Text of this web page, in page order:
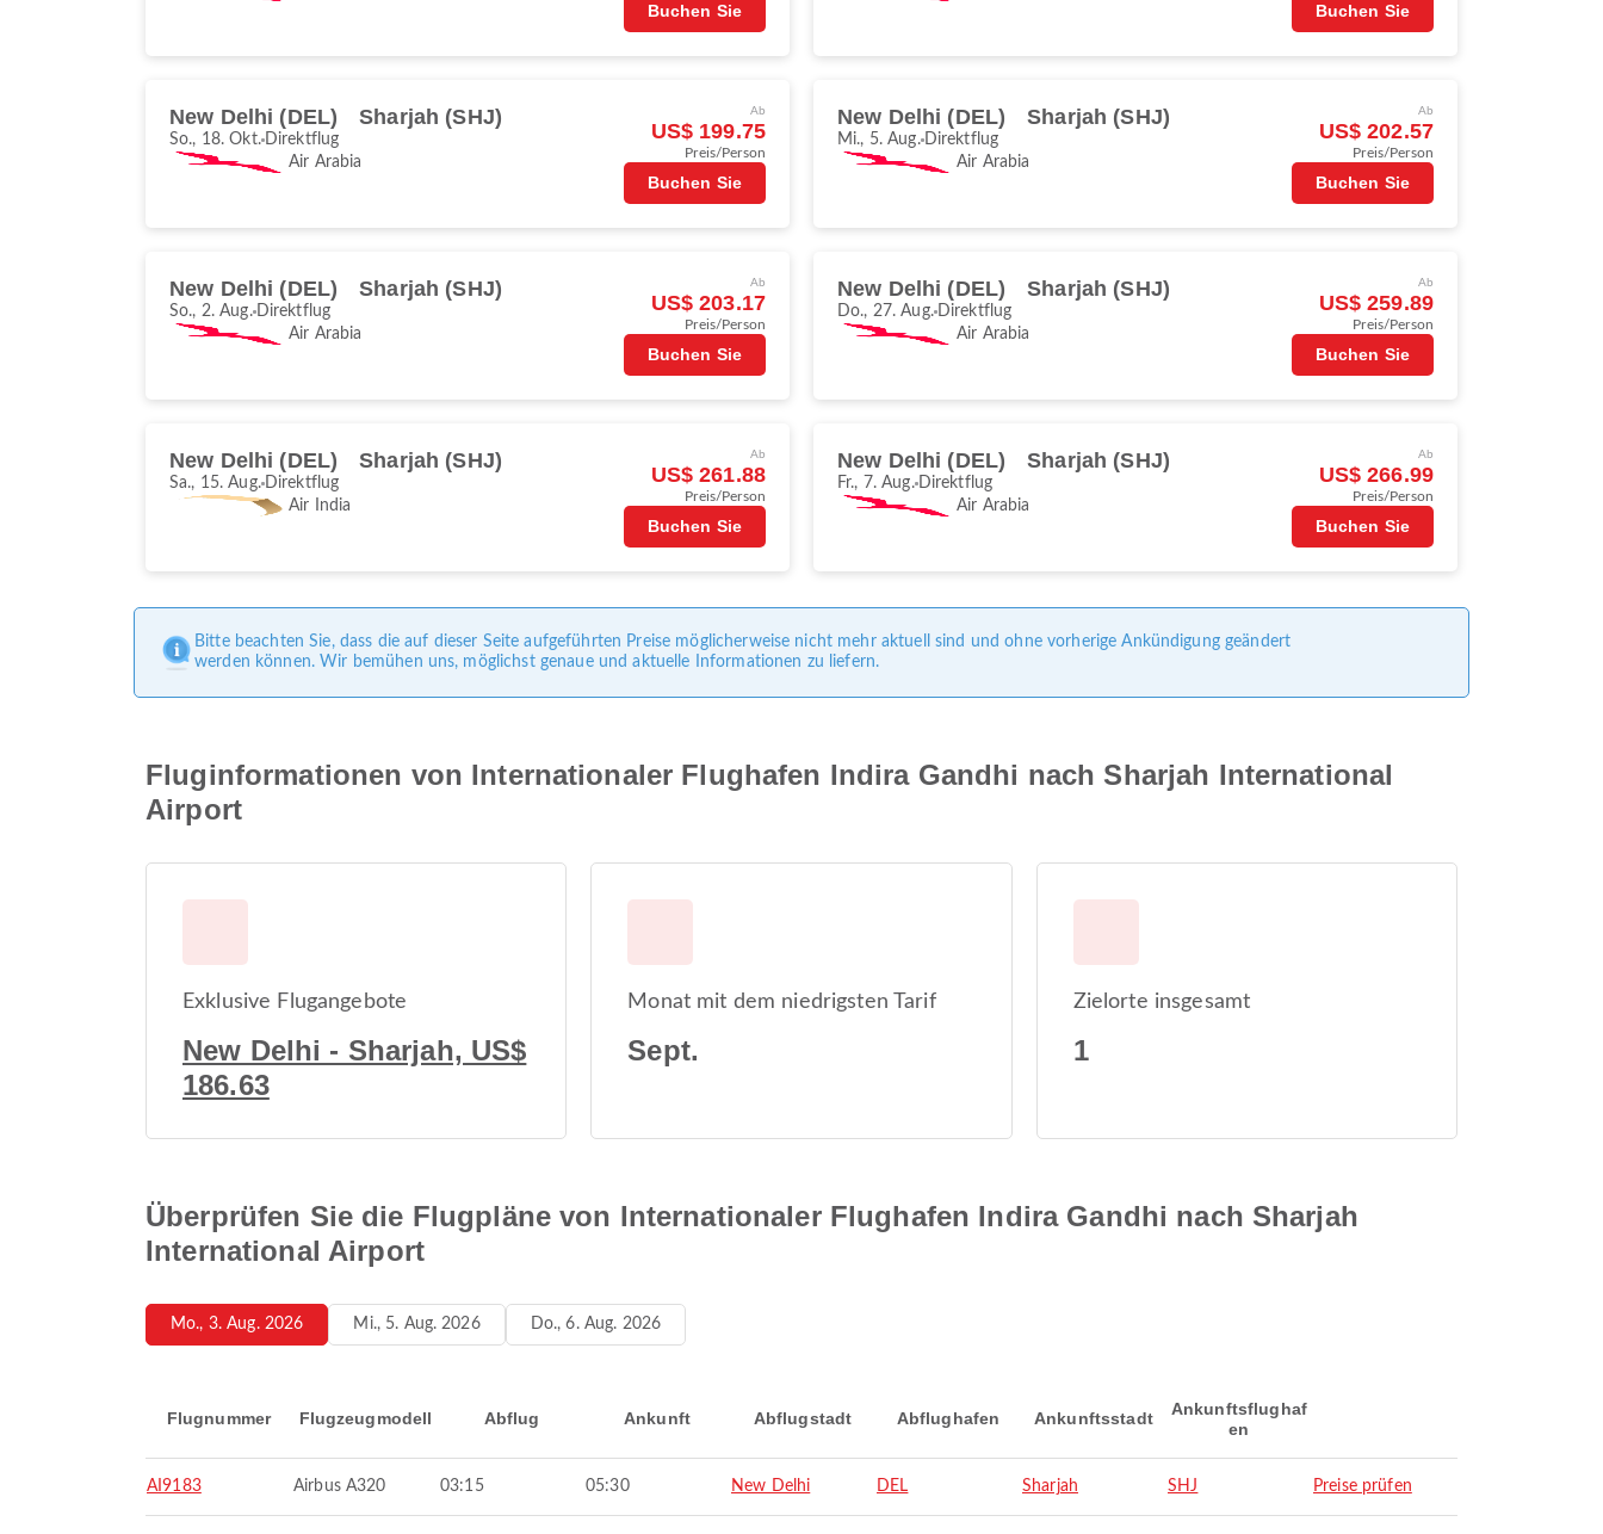
Buchen Sie Buchen Sie
New Delhi (DEL) Sharjah (SHJ)
So., 18. Okt. Direktflug
Air Arabia
Ab
US$ 199.75
Preis/Person
Buchen Sie
New Delhi (DEL) Sharjah (SHJ)
Mi., 5. Aug. Direktflug
Air Arabia
Ab
US$ 202.57
Preis/Person
Buchen Sie
New Delhi (DEL) Sharjah (SHJ)
So., 2. Aug. Direktflug
Air Arabia
Ab
US$ 203.17
Preis/Person
Buchen Sie
New Delhi (DEL) Sharjah (SHJ)
Do., 27. Aug. Direktflug
Air Arabia
Ab
US$ 259.89
Preis/Person
Buchen Sie
New Delhi (DEL) Sharjah (SHJ)
Sa., 15. Aug. Direktflug
Air India
Ab
US$ 261.88
Preis/Person
Buchen Sie
New Delhi (DEL) Sharjah (SHJ)
Fr., 7. Aug. Direktflug
Air Arabia
Ab
US$ 266.99
Preis/Person
Buchen Sie
Bitte beachten Sie, dass die auf dieser Seite aufgeführten Preise möglicherweise nicht mehr aktuell sind und ohne vorherige Ankündigung geändert
werden können. Wir bemühen uns, möglichst genaue und aktuelle Informationen zu liefern.
Fluginformationen von Internationaler Flughafen Indira Gandhi nach Sharjah International
Airport
Exklusive Flugangebote
New Delhi - Sharjah, US$
186.63
Monat mit dem niedrigsten Tarif
Sept.
Zielorte insgesamt
1
Überprüfen Sie die Flugpläne von Internationaler Flughafen Indira Gandhi nach Sharjah
International Airport
Mo., 3. Aug. 2026 Mi., 5. Aug. 2026 Do., 6. Aug. 2026
Flugnummer Flugzeugmodell Abflug Ankunft Abflugstadt Abflughafen Ankunftsstadt
Ankunftsflughaf
en
AI9183 Airbus A320 03:15 05:30 New Delhi DEL Sharjah SHJ Preise prüfen